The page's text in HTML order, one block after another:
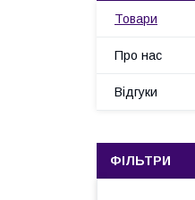
Товари
Про нас
Відгуки
ФІЛЬТРИ